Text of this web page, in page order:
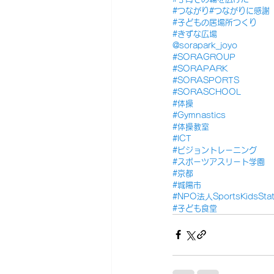
#つながり#つながりに感謝
#子どもの居場所つくり
#きずな広場
@sorapark_joyo
#SORAGROUP
#SORAPARK
#SORASPORTS
#SORASCHOOL
#体操
#Gymnastics
#体操教室
#ICT
#ビジョントレーニング
#スポーツアスリート学園
#京都
#城陽市
#NPO法人
#子ども食堂